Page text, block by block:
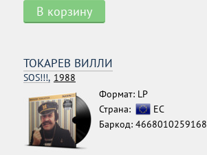
В корзину
ТОКАРЕВ ВИЛЛИ
SOS!!!, 1988
Формат: LP
Страна:
ЕС
Баркод: 4668010259168